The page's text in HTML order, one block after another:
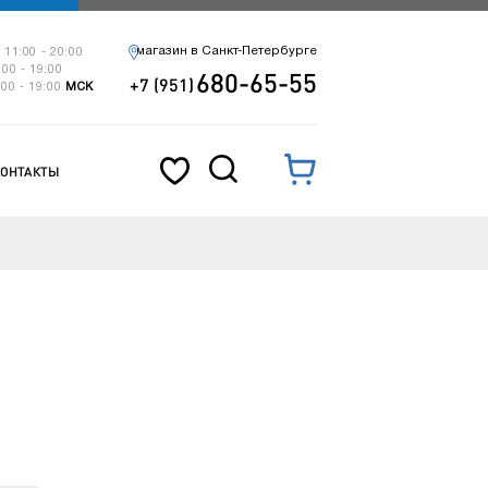
11:00 - 20:00
- 19:00
- 19:00
МСК
магазин в Санкт-Петербурге
+7 (951)680-65-55